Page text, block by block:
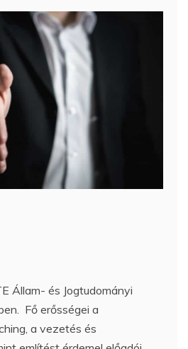
Állam- és Jogtudományi
Fő erősségei a
a vezetés és